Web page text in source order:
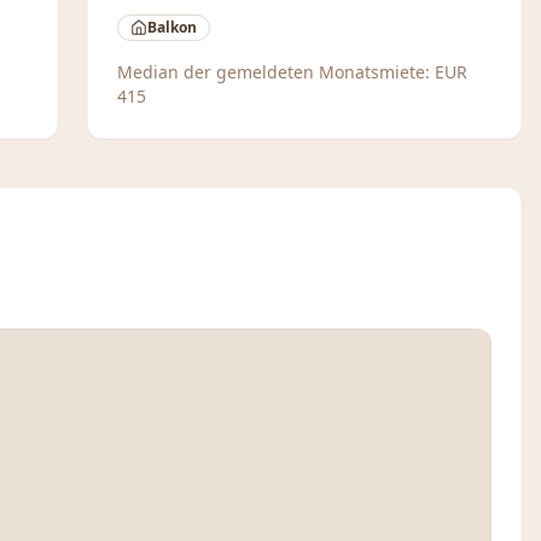
Balkon
Median der gemeldeten Monatsmiete: EUR
415